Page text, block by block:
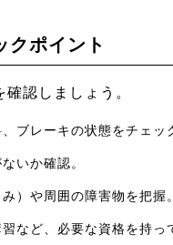
クポイント
認しましょう。
ブレーキの状態をチェッ
いか確認。
）や周囲の障害物を把握。
など、必要な資格を持っ